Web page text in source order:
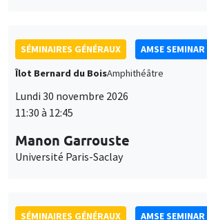
SÉMINAIRES GÉNÉRAUX
AMSE SEMINAR
Îlot Bernard du BoisAmphithéâtre
11:30 à 12:45
Université Paris-Saclay
SÉMINAIRES GÉNÉRAUX AMSE SEMINAR